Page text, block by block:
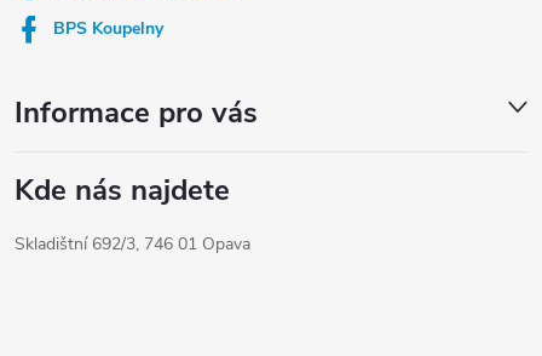
BPS Koupelny
Informace pro vás
Kde nás najdete
Skladištní 692/3, 746 01 Opava